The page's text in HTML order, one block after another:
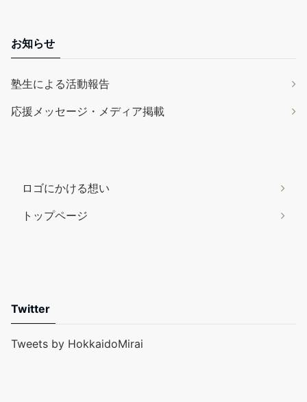
お知らせ
塾生による活動報告
応援メッセージ・メディア掲載
ロゴにかける想い
トップページ
Twitter
Tweets by HokkaidoMirai